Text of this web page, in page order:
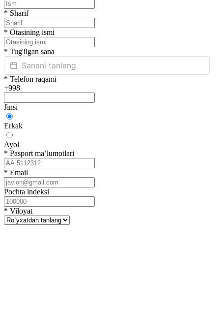
* Sharif
* Otasining ismi
* Tug'ilgan sana
* Telefon raqami
+998
Jinsi
Erkak
Ayol
* Pasport ma’lumotlari
* Email
Pochta indeksi
* Viloyat